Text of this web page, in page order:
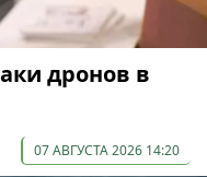
дронов в
07 АВГУСТА 2026 14:20